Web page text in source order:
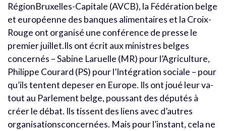
RégionBruxelles-Capitale (AVCB), la Fédération belge
et européenne des banques alimentaires et la Croix-
Rouge ont organisé une conférence de presse le
premier juillet.Ils ont écrit aux ministres belges
concernés – Sabine Laruelle (MR) pour l’Agriculture,
Philippe Courard (PS) pour l’Intégration sociale – pour
qu’ils tentent depeser en Europe. Ils ont joué leur va-
tout au Parlement belge, poussant des députés à
créer le débat. Ils tissent des liens avec d’autres
organisationsconcernées. Mais pour l’instant, cela ne